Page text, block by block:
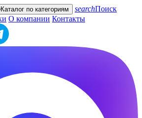
Каталог по категориям searchПоиск
О компании Контакты